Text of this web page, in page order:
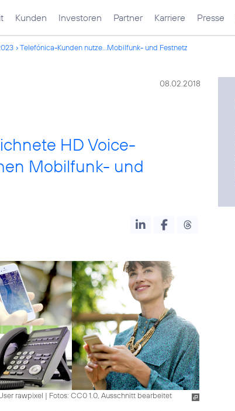
Kunden Investoren Partner Karriere Presse
Telefónica-Kunden nutze...Mobilfunk- und Festnetz
08.02.2018
HD Voice-
Mobilfunk- und
rawpixel | Fotos: CC0 1.0, Ausschnitt bearbeitet